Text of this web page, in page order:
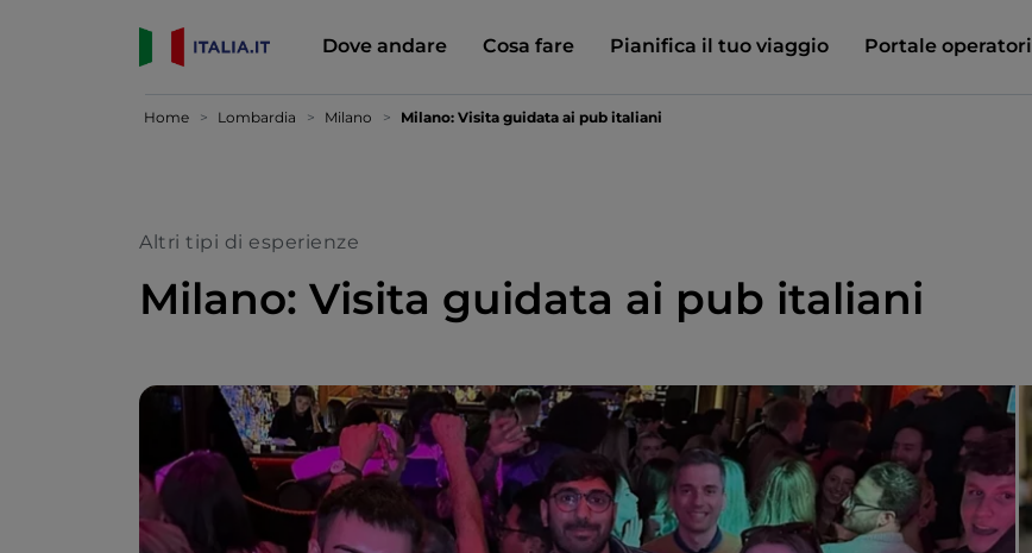
Dove andare Cosa fare Pianifica il tuo viaggio Portale operatori
Home Lombardia Milano Milano: Visita guidata ai pub italiani
Altri tipi di esperienze
Milano: Visita guidata ai pub italiani